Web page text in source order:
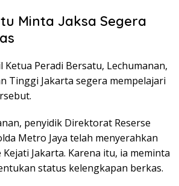
Minta Jaksa Segera
Ketua Peradi Bersatu, Lechumanan,
Tinggi Jakarta segera mempelajari
penyidik Direktorat Reserse
Metro Jaya telah menyerahkan
Jakarta. Karena itu, ia meminta
status kelengkapan berkas.